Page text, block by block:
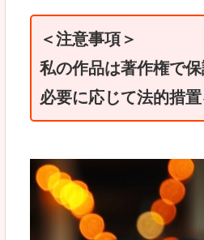
＜注意事項＞
私の作品は著作権で
必要に応じて法的措